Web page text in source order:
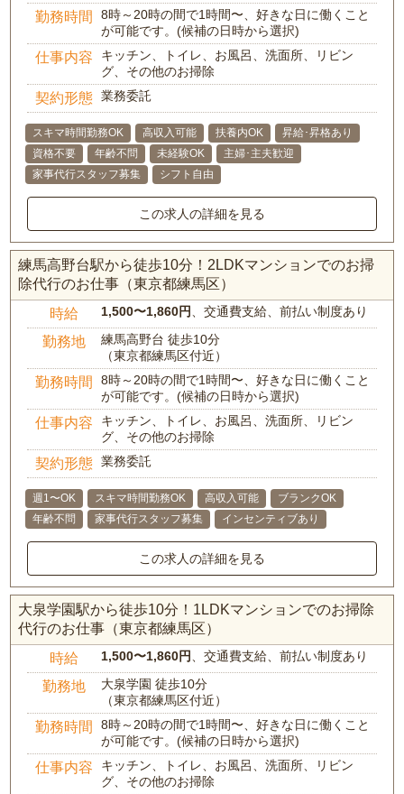
勤務時間
8時～20時の間で1時間〜、好きな日に働くこと
が可能です。(候補の日時から選択)
仕事内容
キッチン、トイレ、お風呂、洗面所、リビン
グ、その他のお掃除
契約形態 業務委託
スキマ時間勤務OK 高収入可能 扶養内OK
昇給･昇格あり
資格不要
年齢不問 未経験OK
主婦･主夫歓迎
家事代行スタッフ募集
シフト自由
この求人の詳細を見る
練馬高野台駅から徒歩10分！2LDKマンションでのお掃
除代行のお仕事（東京都練馬区）
時給 1,500〜1,860円 、交通費支給、前払い制度あり
勤務地
練馬高野台 徒歩10分
（東京都練馬区付近）
勤務時間
8時～20時の間で1時間〜、好きな日に働くこと
が可能です。(候補の日時から選択)
仕事内容
キッチン、トイレ、お風呂、洗面所、リビン
グ、その他のお掃除
契約形態 業務委託
週1〜OK スキマ時間勤務OK 高収入可能
ブランクOK
年齢不問
家事代行スタッフ募集 インセンティブあり
この求人の詳細を見る
大泉学園駅から徒歩10分！1LDKマンションでのお掃除
代行のお仕事（東京都練馬区）
時給 1,500〜1,860円 、交通費支給、前払い制度あり
勤務地
大泉学園 徒歩10分
（東京都練馬区付近）
勤務時間
8時～20時の間で1時間〜、好きな日に働くこと
が可能です。(候補の日時から選択)
仕事内容
キッチン、トイレ、お風呂、洗面所、リビン
グ、その他のお掃除